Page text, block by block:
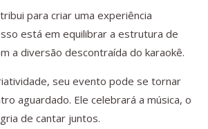
para criar uma experiência
está em equilibrar a estrutura de
a diversão descontraída do karaokê.
seu evento pode se tornar
aguardado. Ele celebrará a música, o
de cantar juntos.